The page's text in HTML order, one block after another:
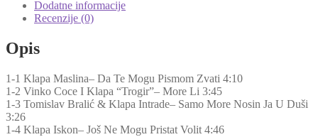
Originalnih
Hitova
količina
Dodatne informacije
Recenzije (0)
Opis
1-1 Klapa Maslina– Da Te Mogu Pismom Zvati 4:10
1-2 Vinko Coce I Klapa “Trogir”– More Li 3:45
1-3 Tomislav Bralić & Klapa Intrade– Samo More Nosin Ja U Duši
3:26
1-4 Klapa Iskon– Još Ne Mogu Pristat Volit 4:46